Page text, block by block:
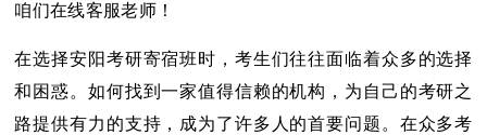
咱们在线客服老师！
在选择安阳考研寄宿班时，考生们往往面临着众多的选择
和困惑。如何找到一家值得信赖的机构，为自己的考研之
路提供有力的支持，成为了许多人的首要问题。在众多考